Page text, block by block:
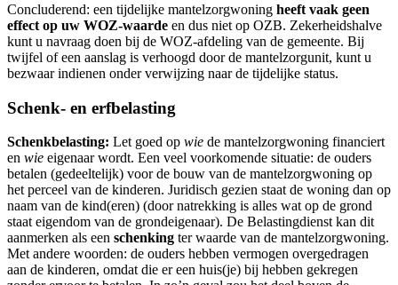
Concluderend: een tijdelijke mantelzorgwoning heeft vaak geen
effect op uw WOZ-waarde en dus niet op OZB. Zekerheidshalve
kunt u navraag doen bij de WOZ-afdeling van de gemeente. Bij
twijfel of een aanslag is verhoogd door de mantelzorgunit, kunt u
bezwaar indienen onder verwijzing naar de tijdelijke status.
Schenk- en erfbelasting
Schenkbelasting: Let goed op wie de mantelzorgwoning financiert
en wie eigenaar wordt. Een veel voorkomende situatie: de ouders
betalen (gedeeltelijk) voor de bouw van de mantelzorgwoning op
het perceel van de kinderen. Juridisch gezien staat de woning dan op
naam van de kind(eren) (door natrekking is alles wat op de grond
staat eigendom van de grondeigenaar). De Belastingdienst kan dit
aanmerken als een schenking ter waarde van de mantelzorgwoning.
Met andere woorden: de ouders hebben vermogen overgedragen
aan de kinderen, omdat die er een huis(je) bij hebben gekregen